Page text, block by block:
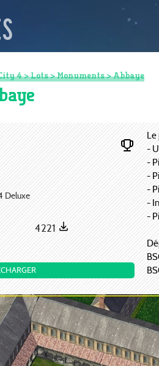
4>Lots>Monuments> Abbaye
Deluxe
4221
Le
-
-
-
-
-
-